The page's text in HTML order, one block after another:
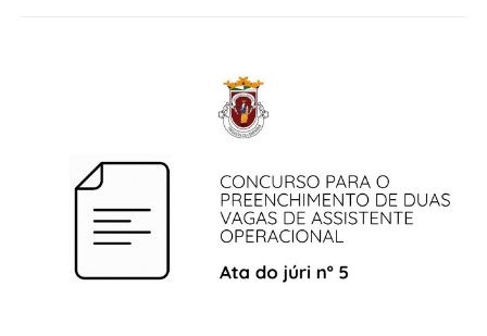
AUTARQUIA
CONSTITUIÇÃO